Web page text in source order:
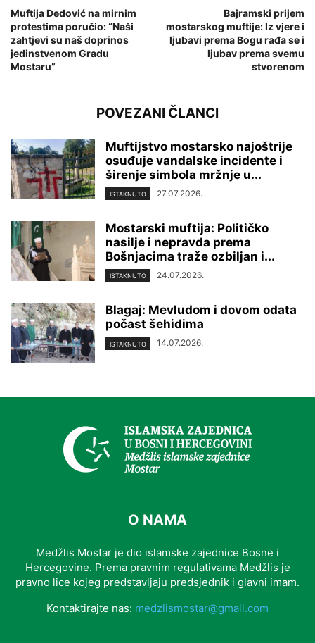
Muftija Dedović na mirnim
protestima poručio: “Naši
zahtjevi su naš doprinos
jedinstvenom Gradu
Mostaru”
Bajramski prijem
mostarskog muftije: Iz vjere i
ljubavi prema Bogu rađa se i
ljubav prema svemu
stvorenom
POVEZANI ČLANCI
Muftijstvo mostarsko najoštrije
osuđuje vandalske incidente i
širenje simbola mržnje u...
ISTAKNUTO 27.07.2026.
Mostarski muftija: Političko
nasilje i nepravda prema
Bošnjacima traže ozbiljan i...
ISTAKNUTO 24.07.2026.
Blagaj: Mevludom i dovom odata
počast šehidima
ISTAKNUTO 14.07.2026.
O NAMA
Medžlis Mostar je dio islamske zajednice Bosne i
Hercegovine. Prema pravnim regulativama Medžlis je
pravno lice kojeg predstavljaju predsjednik i glavni imam.
Kontaktirajte nas: medzlismostar@gmail.com